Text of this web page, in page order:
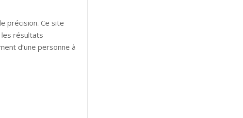
précision. Ce site
résultats
d’une personne à